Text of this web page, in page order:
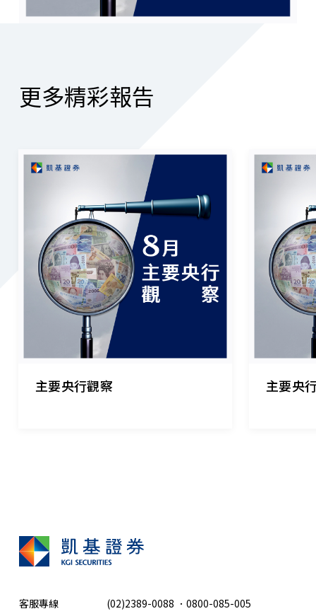
更多精彩報告
｜
主要央行觀察 主要央
客服專線 (02)2389-0088 ． 0800-085-005